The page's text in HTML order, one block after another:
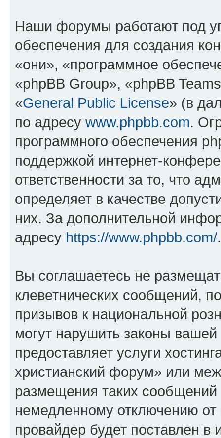
Наши форумы работают под
обеспечения для создания
«они», «программное
«phpBB Group», «phpBB
«General Public License» (в
по адресу www.phpbb.com.
программного обеспечения
поддержкой интернет-
ответственности за то, что
определяет в качестве
них. За дополнительной
адресу https://www.phpbb.com/.
Вы соглашаетесь не
клеветнических сообщений,
призывов к национальной
могут нарушить законы
предоставляет услуги
христианский форум» или
размещения таких
немедленному отключению
провайдер будет поставлен в